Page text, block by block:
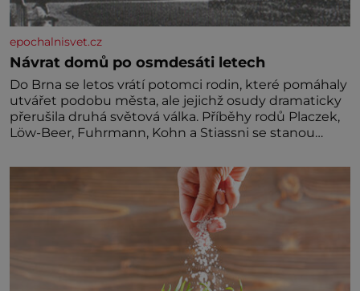
epochalnisvet.cz
Návrat domů po osmdesáti letech
Do Brna se letos vrátí potomci rodin, které pomáhaly
utvářet podobu města, ale jejichž osudy dramaticky
přerušila druhá světová válka. Příběhy rodů Placzek,
Löw-Beer, Fuhrmann, Kohn a Stiassni se stanou
židovské kultury ŠTETL FEST 2026. Některé návraty
nejsou jednoduché. Místa, která si člověk pamatuje z
rodinných vyprávění, už dávno